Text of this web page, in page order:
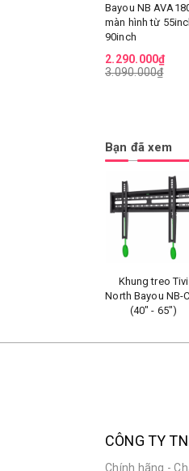
Bayou NB
màn hình từ
90inch
2.290.000₫
3.090.000₫
Bạn đã xem
Khung treo Tivi
North Bayou NB-
(40" - 65")
CÔNG TY
Chính hãng -